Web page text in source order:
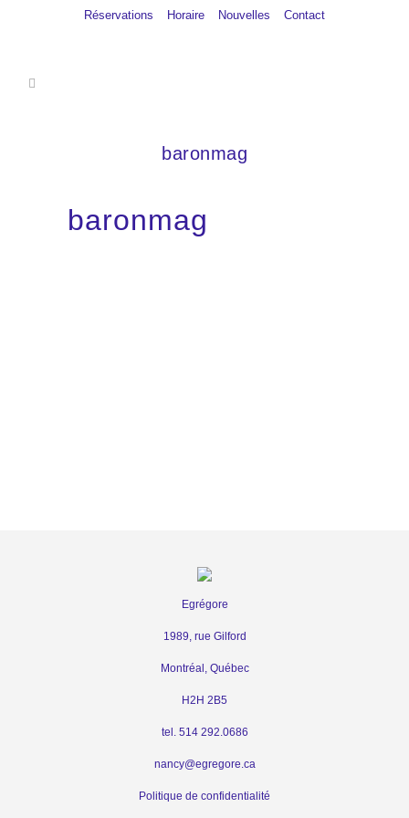
Réservations Horaire Nouvelles Contact
baronmag
baronmag
Egrégore
1989, rue Gilford
Montréal, Québec
H2H 2B5
tel. 514 292.0686
nancy@egregore.ca
Politique de confidentialité